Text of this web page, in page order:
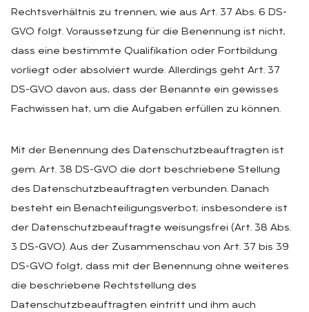
Rechtsverhältnis zu trennen, wie aus Art. 37 Abs. 6 DS-
GVO folgt. Voraussetzung für die Benennung ist nicht,
dass eine bestimmte Qualifikation oder Fortbildung
vorliegt oder absolviert wurde. Allerdings geht Art. 37
DS-GVO davon aus, dass der Benannte ein gewisses
Fachwissen hat, um die Aufgaben erfüllen zu können.
Mit der Benennung des Datenschutzbeauftragten ist
gem. Art. 38 DS-GVO die dort beschriebene Stellung
des Datenschutzbeauftragten verbunden. Danach
besteht ein Benachteiligungsverbot; insbesondere ist
der Datenschutzbeauftragte weisungsfrei (Art. 38 Abs.
3 DS-GVO). Aus der Zusammenschau von Art. 37 bis 39
DS-GVO folgt, dass mit der Benennung ohne weiteres
die beschriebene Rechtstellung des
Datenschutzbeauftragten eintritt und ihm auch